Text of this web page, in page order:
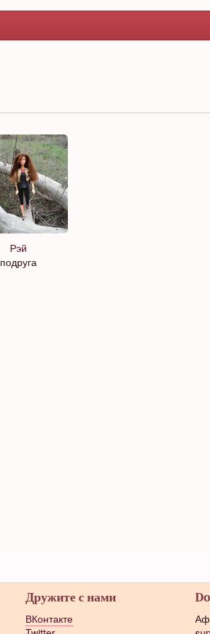
Рэй
подруга
Дружите с нами
ВКонтакте